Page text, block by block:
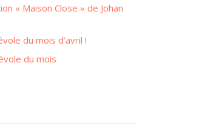
« Maison Close » de Johan
du mois d’avril !
du mois